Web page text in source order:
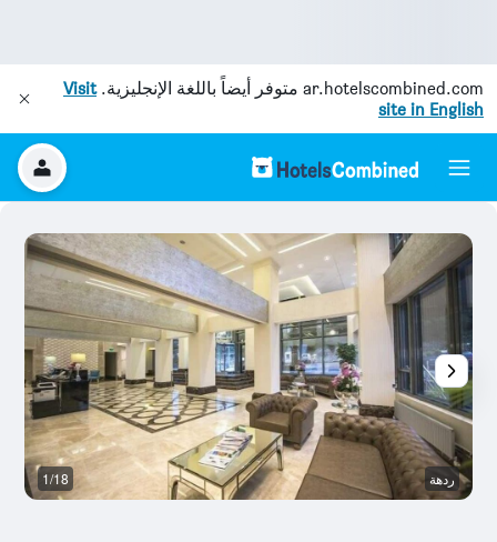
ar.hotelscombined.com متوفر أيضاً باللغة الإنجليزية.Visit
site in English
ردهة 1/18